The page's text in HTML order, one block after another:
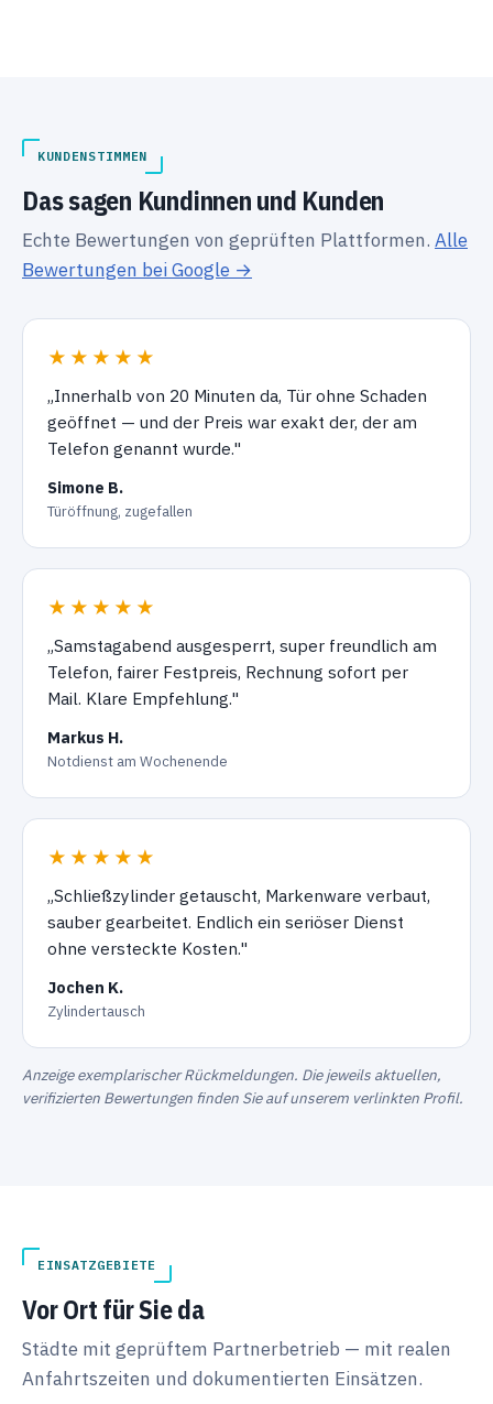
KUNDENSTIMMEN
Das sagen Kundinnen und Kunden
Echte Bewertungen von geprüften Plattformen. Alle
Bewertungen bei Google →
★★★★★
„Innerhalb von 20 Minuten da, Tür ohne Schaden
geöffnet — und der Preis war exakt der, der am
Telefon genannt wurde."
Simone B.
Türöffnung, zugefallen
★★★★★
„Samstagabend ausgesperrt, super freundlich am
Telefon, fairer Festpreis, Rechnung sofort per
Mail. Klare Empfehlung."
Markus H.
Notdienst am Wochenende
★★★★★
„Schließzylinder getauscht, Markenware verbaut,
sauber gearbeitet. Endlich ein seriöser Dienst
ohne versteckte Kosten."
Jochen K.
Zylindertausch
Anzeige exemplarischer Rückmeldungen. Die jeweils aktuellen,
verifizierten Bewertungen finden Sie auf unserem verlinkten Profil.
EINSATZGEBIETE
Vor Ort für Sie da
Städte mit geprüftem Partnerbetrieb — mit realen
Anfahrtszeiten und dokumentierten Einsätzen.